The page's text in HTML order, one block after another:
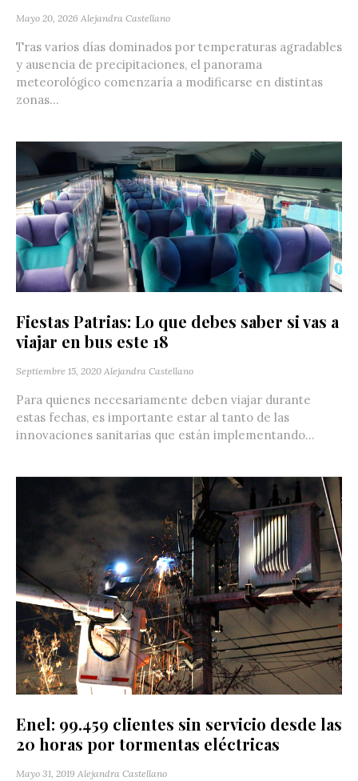
Mayo 20, 2026 Alejandra Castellano
Tras varios días dominados por temperaturas agradables
y ausencia de precipitaciones, el panorama
meteorológico comenzaría a modificarse en distintas
zonas...
Fiestas Patrias: Lo que debes saber si vas a
viajar en bus este 18
Septiembre 15, 2020 Alejandra Castellano
Para quienes necesariamente deben viajar durante
estas fechas, es importante estar al tanto de las
innovaciones sanitarias que están implementando...
Enel: 99.459 clientes sin servicio desde las
20 horas por tormentas eléctricas
Mayo 31, 2019 Alejandra Castellano